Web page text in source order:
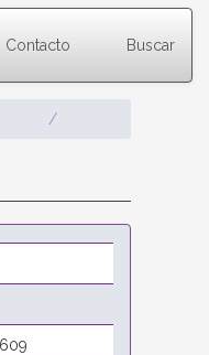
Contacto Buscar